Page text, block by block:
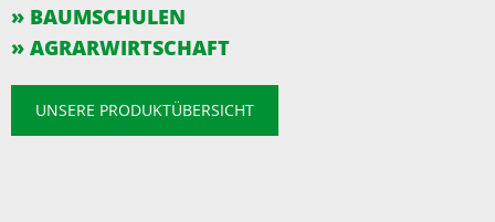
» BAUMSCHULEN
» AGRARWIRTSCHAFT
UNSERE PRODUKTÜBERSICHT